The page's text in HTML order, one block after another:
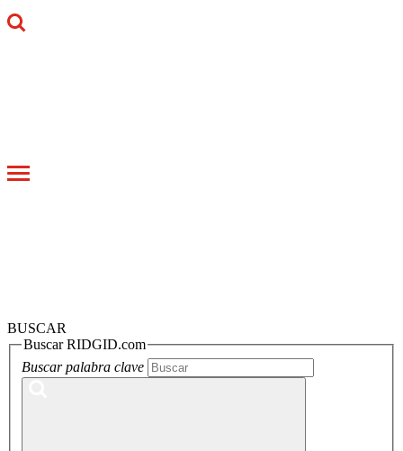
Toggle
BUSCAR
Buscar RIDGID.com
Buscar palabra clave